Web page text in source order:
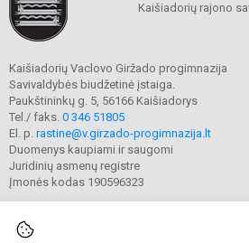
Kaišiadorių rajono
Kaišiadorių Vaclovo Giržado progimnazija
Savivaldybės biudžetinė įstaiga.
Paukštininkų g. 5, 56166 Kaišiadorys
Tel./ faks. 0 346 51805
El. p. rastine@v.girzado-progimnazija.lt
Duomenys kaupiami ir saugomi
Juridinių asmenų registre
Įmonės kodas 190596323